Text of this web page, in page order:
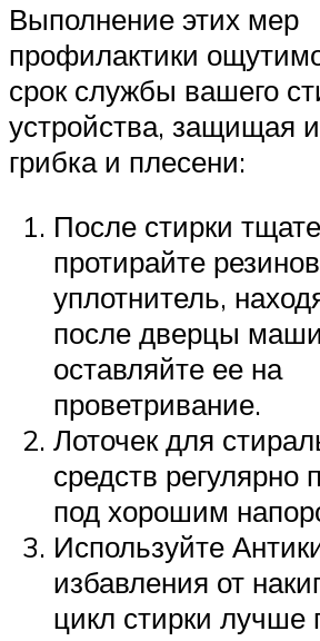
Выполнение этих мер
профилактики
срок службы вашего
устройства, защищая
грибка и плесени:
После стирки
протирайте
уплотнитель,
после дверцы
оставляйте ее на
проветривание.
Лоточек для
средств регулярно
под хорошим
Используйте
избавления от
цикл стирки лучше